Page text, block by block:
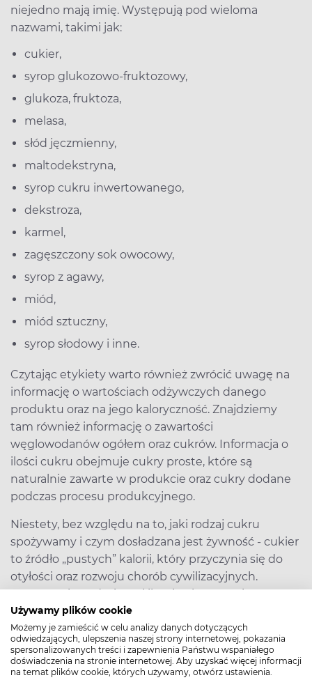
Używamy plików cookie
Możemy je zamieścić w celu analizy danych dotyczących
odwiedzających, ulepszenia naszej strony internetowej, pokazania
spersonalizowanych treści i zapewnienia Państwu wspaniałego
doświadczenia na stronie internetowej. Aby uzyskać więcej informacji
na temat plików cookie, których używamy, otwórz ustawienia.
niejedno mają imię. Występują pod wieloma
nazwami, takimi jak:
cukier,
syrop glukozowo-fruktozowy,
glukoza, fruktoza,
melasa,
słód jęczmienny,
maltodekstryna,
syrop cukru inwertowanego,
dekstroza,
karmel,
zagęszczony sok owocowy,
syrop z agawy,
miód,
miód sztuczny,
syrop słodowy i inne.
Czytając etykiety warto również zwrócić uwagę na
informację o wartościach odżywczych danego
produktu oraz na jego kaloryczność. Znajdziemy
tam również informację o zawartości
węglowodanów ogółem oraz cukrów. Informacja o
ilości cukru obejmuje cukry proste, które są
naturalnie zawarte w produkcie oraz cukry dodane
podczas procesu produkcyjnego.
Niestety, bez względu na to, jaki rodzaj cukru
spożywamy i czym dosładzana jest żywność - cukier
to źródło „pustych” kalorii, który przyczynia się do
otyłości oraz rozwoju chorób cywilizacyjnych.
Spożywanie nadmiernej ilości cukru również
powoduje nagły wzrost glukozy we krwi, co jest w
szczególności niebezpieczne dla diabetyków,
sprawia, że czujemy się zmęczeni i mamy problemy
z koncentracją.